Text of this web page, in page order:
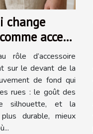
change
accent
rôle d’accessoire
sur le devant de la
de fond qui
rues : le goût des
silhouette, et la
durable, mieux